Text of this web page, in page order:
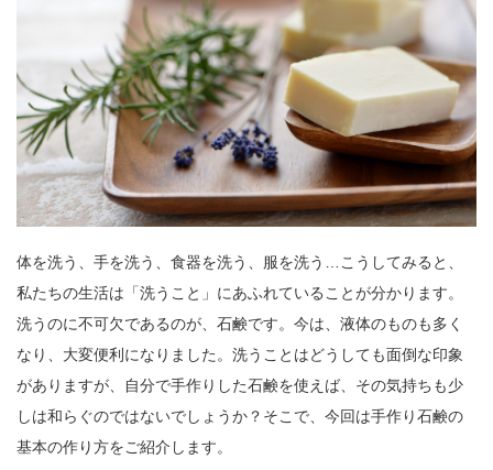
体を洗う、手を洗う、食器を洗う、服を洗う…こうしてみると、
私たちの生活は「洗うこと」にあふれていることが分かります。
洗うのに不可欠であるのが、石鹸です。今は、液体のものも多く
なり、大変便利になりました。洗うことはどうしても面倒な印象
がありますが、自分で手作りした石鹸を使えば、その気持ちも少
しは和らぐのではないでしょうか？そこで、今回は手作り石鹸の
基本の作り方をご紹介します。